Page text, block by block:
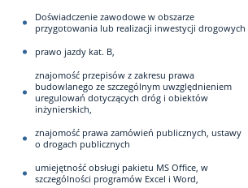
Doświadczenie zawodowe w obszarze
przygotowania lub realizacji inwestycji drogowych
prawo jazdy kat. B,
znajomość przepisów z zakresu prawa
budowlanego ze szczególnym uwzględnieniem
uregulowań dotyczących dróg i obiektów
inżynierskich,
znajomość prawa zamówień publicznych, ustawy
o drogach publicznych
umiejętność obsługi pakietu MS Office, w
szczególności programów Excel i Word,